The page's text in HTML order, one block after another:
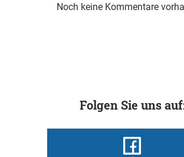
Noch keine Kommentare
Folgen Sie uns